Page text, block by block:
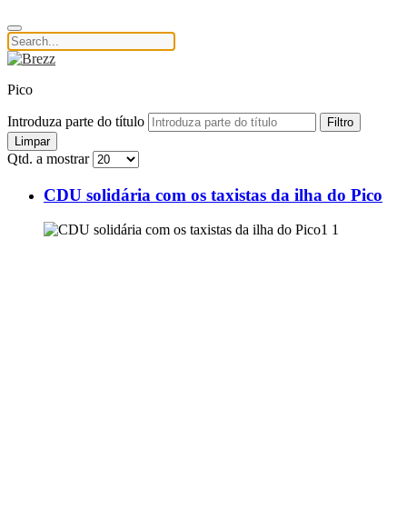
Pico
Introduza parte do título
Filtro
Limpar
Qtd. a mostrar
CDU solidária com os taxistas da ilha do Pico